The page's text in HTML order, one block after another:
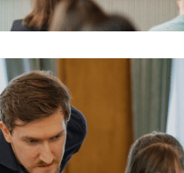
uzņēmuma
vai